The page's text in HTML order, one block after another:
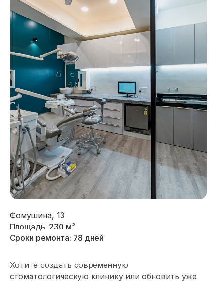
Фомушина, 13
Площадь: 230 м²
Сроки ремонта: 78 дней
Хотите создать современную
стоматологическую клинику или обновить уже